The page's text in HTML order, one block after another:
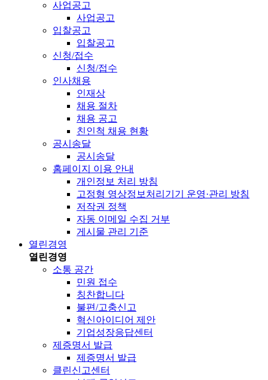
사업공고
사업공고
입찰공고
입찰공고
신청/접수
신청/접수
인사채용
인재상
채용 절차
채용 공고
친인척 채용 현황
공시송달
공시송달
홈페이지 이용 안내
개인정보 처리 방침
고정형 영상정보처리기기 운영·관리 방침
저작권 정책
자동 이메일 수집 거부
게시물 관리 기준
열린경영
열린경영
소통 공간
민원 접수
칭찬합니다
불편/고충신고
혁신아이디어 제안
기업성장응답센터
제증명서 발급
제증명서 발급
클린신고센터